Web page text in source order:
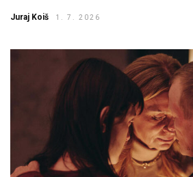
Juraj Koiš 1. 7. 2026